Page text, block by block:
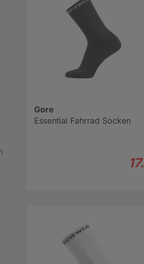
Gore
Essential Fahrrad Socken
17.